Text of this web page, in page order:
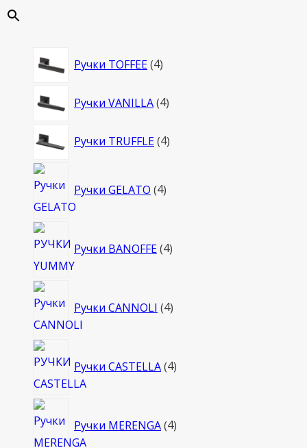
Ручки TOFFEE 44
Ручки VANILLA 44
Ручки TRUFFLE 44
Ручки GELATO 4товара
Ручки BANOFFE 4товара
Ручки CANNOLI 4товара
Ручки CASTELLA 4товара
Ручки MERENGA 4товара